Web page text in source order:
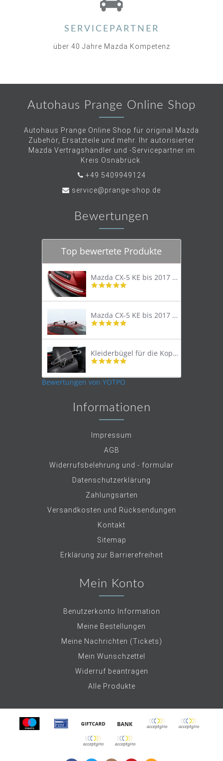
SERVICEPARTNER
über 40 Jahre Mazda Kompetenz
Autohaus Prange Online Shop
Autohaus Prange Online Shop für original Mazda
Zubehör, Ersatzteile und mehr. Ihr autorisierter
Mazda Vertragshändler und -Servicepartner im
Kreis Osnabrück.
+49 5409949124
service@prange-shop.de
Bewertungen
Top bewertete Produkte
Mazda CX-5 KE bis 2017 Trittschutzleiste Edelstahl original
4.8
rating
Mazda CX-5 KE bis 2017 Lastenträger Dachträger
4.9
rating
Kleiderbügel für die Kopfstütze
4.9
rating
Bewertungen von YOTPO
Informationen
Impressum
AGB
Widerrufsbelehrung und - formular
Datenschutzerklärung
Zahlungsarten
Versandkosten und Rücksendungen
Kontakt
Sitemap
Erklärung zur Barrierefreiheit
Mein Konto
Benutzerkonto Information
Meine Bestellungen
Meine Nachrichten (Tickets)
Mein Wunschzettel
Widerruf beantragen
Alle Produkte